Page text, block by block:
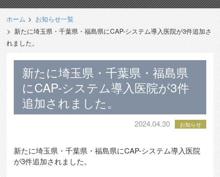
ホーム
お知らせ一覧
新たに埼玉県・千葉県・福島県にCAP-システム導入医院が3件追加さ
れました。
新たに埼玉県・千葉県・福島県
にCAP-システム導入医院が3件
追加されました。
2024.04.30 お知らせ
新たに埼玉県・千葉県・福島県にCAP-システム導入医院
が3件追加されました。